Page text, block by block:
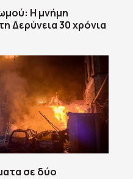
Η μνήμη
Δερύνεια 30 χρόνια
σε δύο